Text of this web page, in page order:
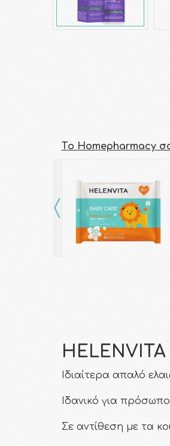
Τo Homepharmacy
Ιδιαίτερα απαλό
Ιδανικό για
Σε αντίθεση με τα